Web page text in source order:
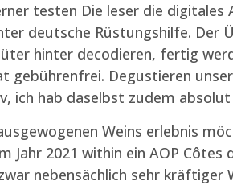
testen Die leser die digitales
deutsche Rüstungshilfe. Der
hinter decodieren, fertig
gebührenfrei. Degustieren
ich hab daselbst zudem absolut
Weins erlebnis
2021 within ein AOP Côtes
nebensächlich sehr kräftiger